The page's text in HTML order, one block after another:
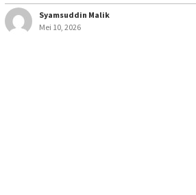
Syamsuddin Malik
Mei 10, 2026